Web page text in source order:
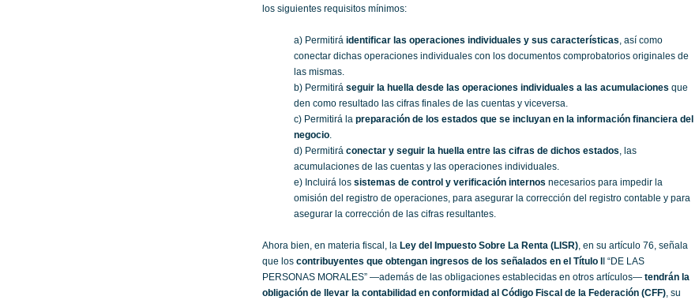
los siguientes requisitos mínimos:
a) Permitirá identificar las operaciones individuales y sus características, así como
conectar dichas operaciones individuales con los documentos comprobatorios originales de
las mismas.
b) Permitirá seguir la huella desde las operaciones individuales a las acumulaciones que
den como resultado las cifras finales de las cuentas y viceversa.
c) Permitirá la preparación de los estados que se incluyan en la información financiera del
negocio.
d) Permitirá conectar y seguir la huella entre las cifras de dichos estados, las
acumulaciones de las cuentas y las operaciones individuales.
e) Incluirá los sistemas de control y verificación internos necesarios para impedir la
omisión del registro de operaciones, para asegurar la corrección del registro contable y para
asegurar la corrección de las cifras resultantes.
Ahora bien, en materia fiscal, la Ley del Impuesto Sobre La Renta (LISR), en su artículo 76, señala
que los contribuyentes que obtengan ingresos de los señalados en el Título I
I “DE LAS
PERSONAS MORALES” —además de las obligaciones establecidas en otros artículos— tendrán la
obligación de llevar la contabilidad en conformidad al Código Fiscal de la Federación (CFF), su